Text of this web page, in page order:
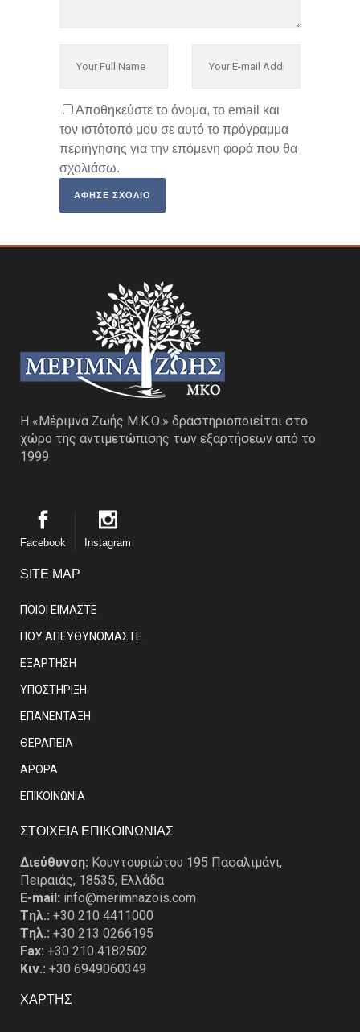
Αποθηκεύστε το όνομα, το email και
τον ιστότοπό μου σε αυτό το πρόγραμμα
περιήγησης για την επόμενη φορά που θα
σχολιάσω.
Η «Μέριμνα Ζωής Μ.Κ.Ο.» δραστηριοποιείται στο
χώρο της αντιμετώπισης των εξαρτήσεων από το
1999
Facebook Instagram
SITE MAP
ΠΟΙΟΙ ΕΙΜΑΣΤE
ΠΟΥ ΑΠΕΥΘΥΝΟΜΑΣΤΕ
ΕΞΑΡΤΗΣΗ
ΥΠΟΣΤΗΡΙΞΗ
ΕΠΑΝΕΝΤΑΞΗ
ΘΕΡΑΠΕΙΑ
ΑΡΘΡΑ
EΠΙΚΟΙΝΩΝΙΑ
ΣΤΟΙΧΕΙΑ ΕΠΙΚΟΙΝΩΝΙΑΣ
Διεύθυνση: Κουντουριώτου 195 Πασαλιμάνι,
Πειραιάς, 18535, Ελλάδα
E-mail: info@merimnazois.com
Tηλ.: +30 210 4411000
Tηλ.: +30 213 0266195
Fax: +30 210 4182502
Κιν.: +30 6949060349
ΧΑΡΤΗΣ